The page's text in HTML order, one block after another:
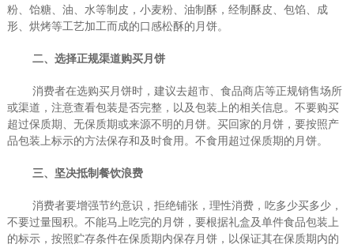
粉、饴糖、油、水等制皮，小麦粉、油制酥，经制酥皮、包馅、成
形、烘烤等工艺加工而成的口感松酥的月饼。
二、选择正规渠道购买月饼
消费者在选购买月饼时，建议去超市、食品商店等正规销售场所
或渠道，注意查看包装是否完整，以及包装上的相关信息。不要购买
超过保质期、无保质期或来源不明的月饼。买回家的月饼，要按照产
品包装上标示的方法保存和及时食用。不食用超过保质期的月饼。
三、坚决抵制餐饮浪费
消费者要增强节约意识，拒绝铺张，理性消费，吃多少买多少，
不要过量囤积。不能马上吃完的月饼，要根据礼盒及单件食品包装上
的标示，按照贮存条件在保质期内保存月饼，以保证其在保质期内的